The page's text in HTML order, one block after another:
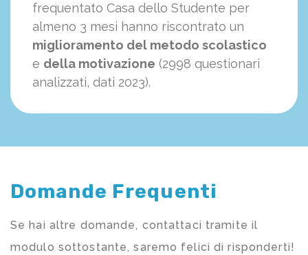
frequentato Casa dello Studente per
almeno 3 mesi hanno riscontrato un
miglioramento del metodo scolastico
e della motivazione (2998 questionari
analizzati, dati 2023).
Domande Frequenti
Se hai altre domande, contattaci tramite il
modulo sottostante, saremo felici di risponderti!